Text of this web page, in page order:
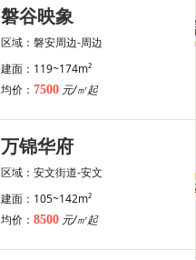
磐谷映象
区域：磐安周边-周边
建面：119~174m²
均价： 7500 元/㎡起
万锦华府
区域：安文街道-安文
建面：105~142m²
均价： 8500 元/㎡起